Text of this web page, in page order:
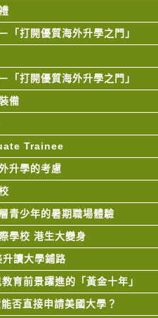
「打開優質海外升學之門」
「打開優質海外升學之門」
備
Trainee
升學的考慮
青少年的暑期職場體驗
學校 港生大變身
讀大學鋪路
育前景躍進的「黃金十年」
否直接申請美國大學？